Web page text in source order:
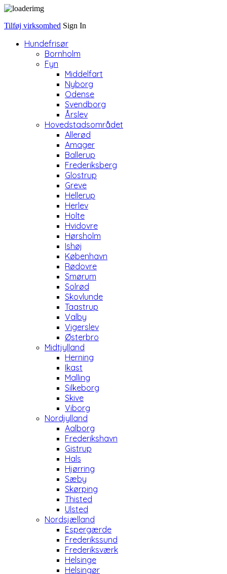
Tilføj virksomhed Sign In
Hundefrisør
Bornholm
Fyn
Middelfart
Nyborg
Odense
Svendborg
Årslev
Hovedstadsområdet
Allerød
Amager
Ballerup
Frederiksberg
Glostrup
Greve
Hellerup
Herlev
Holte
Hvidovre
Hørsholm
Ishøj
København
Rødovre
Smørum
Solrød
Skovlunde
Taastrup
Valby
Vigerslev
Østerbro
Midtjylland
Herning
Ikast
Malling
Silkeborg
Skive
Viborg
Nordjylland
Aalborg
Frederikshavn
Gistrup
Hals
Hjørring
Sæby
Skørping
Thisted
Ulsted
Nordsjælland
Espergærde
Frederikssund
Frederiksværk
Helsinge
Helsingør